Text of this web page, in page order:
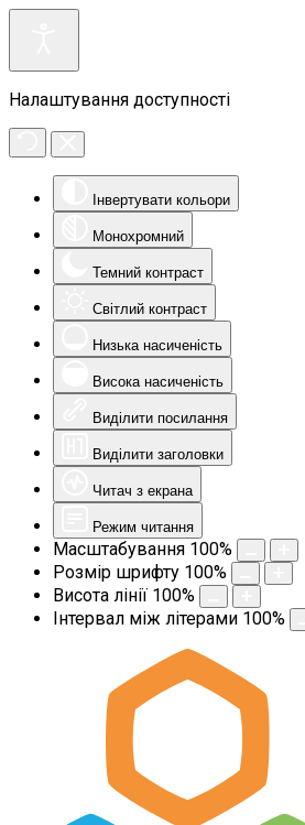
Налаштування доступності
Інвертувати кольори
Монохромний
Темний контраст
Світлий контраст
Низька насиченість
Висока насиченість
Виділити посилання
Виділити заголовки
Читач з екрана
Режим читання
Масштабування 100%
Розмір шрифту 100%
Висота лінії 100%
Інтервал між літерами 100%